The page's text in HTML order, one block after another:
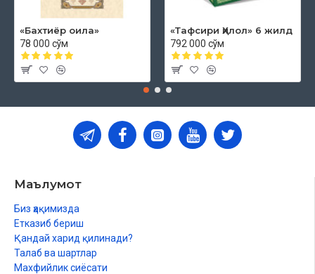
«Бахтиёр оила»
78 000 сўм
«Тафсири Ҳилол» 6 жилд
792 000 сўм
Маълумот
Биз ҳақимизда
Етказиб бериш
Қандай харид қилинади?
Талаб ва шартлар
Махфийлик сиёсати